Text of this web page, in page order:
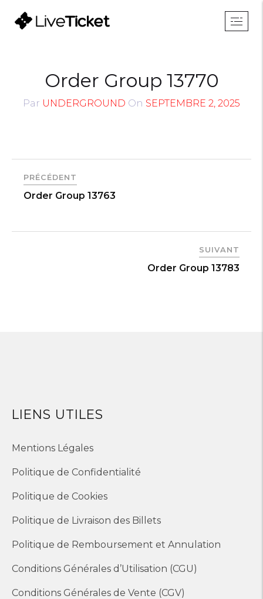
Order Group 13770
Par UNDERGROUND On SEPTEMBRE 2, 2025
PRÉCÉDENT
Order Group 13763
SUIVANT
Order Group 13783
LIENS UTILES
Mentions Légales
Politique de Confidentialité
Politique de Cookies
Politique de Livraison des Billets
Politique de Remboursement et Annulation
Conditions Générales d’Utilisation (CGU)
Conditions Générales de Vente (CGV)